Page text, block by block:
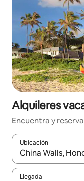
Alquileres
Encuentra y
Ubicación
Cuando los
Llegada